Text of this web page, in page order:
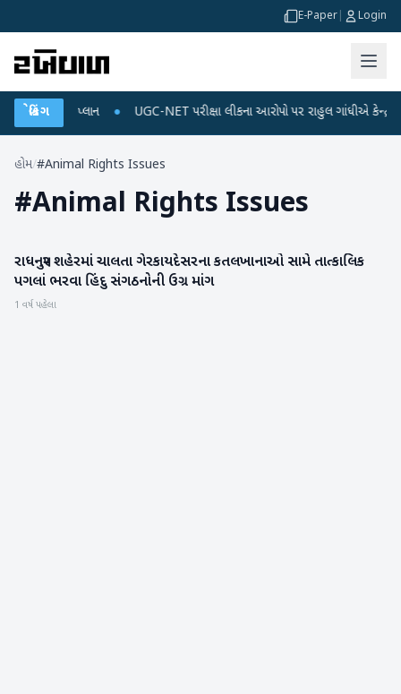
E-Paper Login
બ્રેકિંગ
અને ડેટા પ્લાન ● UGC-NET પરીક્ષા લીકના આરોપો પર રાહુલ ગાંધીએ કેન્દ્ર પર
હોમ/#Animal Rights Issues
#Animal Rights Issues
પાટણ
રાધનપુર શહેરમાં ચાલતા ગેરકાયદેસરના કતલખાનાઓ સામે તાત્કાલિક
પગલાં ભરવા હિંદુ સંગઠનોની ઉગ્ર માંગ
1 વર્ષ પહેલા